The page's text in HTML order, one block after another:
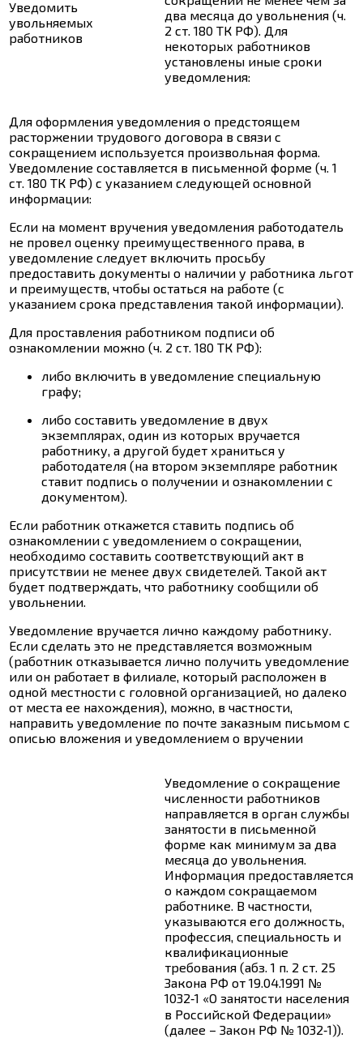
Уведомить
увольняемых
работников
два месяца до увольнения (ч.
2 ст. 180 ТК РФ). Для
некоторых работников
установлены иные сроки
уведомления:
Для оформления уведомления о предстоящем
расторжении трудового договора в связи с
сокращением используется произвольная форма.
Уведомление составляется в письменной форме (ч. 1
ст. 180 ТК РФ) с указанием следующей основной
информации:
Если на момент вручения уведомления работодатель
не провел оценку преимущественного права, в
уведомление следует включить просьбу
предоставить документы о наличии у работника льгот
и преимуществ, чтобы остаться на работе (с
указанием срока представления такой информации).
Для проставления работником подписи об
ознакомлении можно (ч. 2 ст. 180 ТК РФ):
либо включить в уведомление специальную
графу;
либо составить уведомление в двух
экземплярах, один из которых вручается
работнику, а другой будет храниться у
работодателя (на втором экземпляре работник
ставит подпись о получении и ознакомлении с
документом).
Если работник откажется ставить подпись об
ознакомлении с уведомлением о сокращении,
необходимо составить соответствующий акт в
присутствии не менее двух свидетелей. Такой акт
будет подтверждать, что работнику сообщили об
увольнении.
Уведомление вручается лично каждому работнику.
Если сделать это не представляется возможным
(работник отказывается лично получить уведомление
или он работает в филиале, который расположен в
одной местности с головной организацией, но далеко
от места ее нахождения), можно, в частности,
направить уведомление по почте заказным письмом с
описью вложения и уведомлением о вручении
Уведомление о сокращение
численности работников
направляется в орган службы
занятости в письменной
форме как минимум за два
месяца до увольнения.
Информация предоставляется
о каждом сокращаемом
работнике. В частности,
указываются его должность,
профессия, специальность и
квалификационные
требования (абз. 1 п. 2 ст. 25
Закона РФ от 19.04.1991 №
1032‑1 «О занятости населения
в Российской Федерации»
(далее – Закон РФ № 1032‑1)).